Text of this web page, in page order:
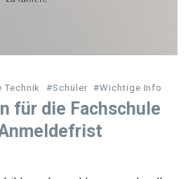
Technik #Schüler #Wichtige Info
für die Fachschule